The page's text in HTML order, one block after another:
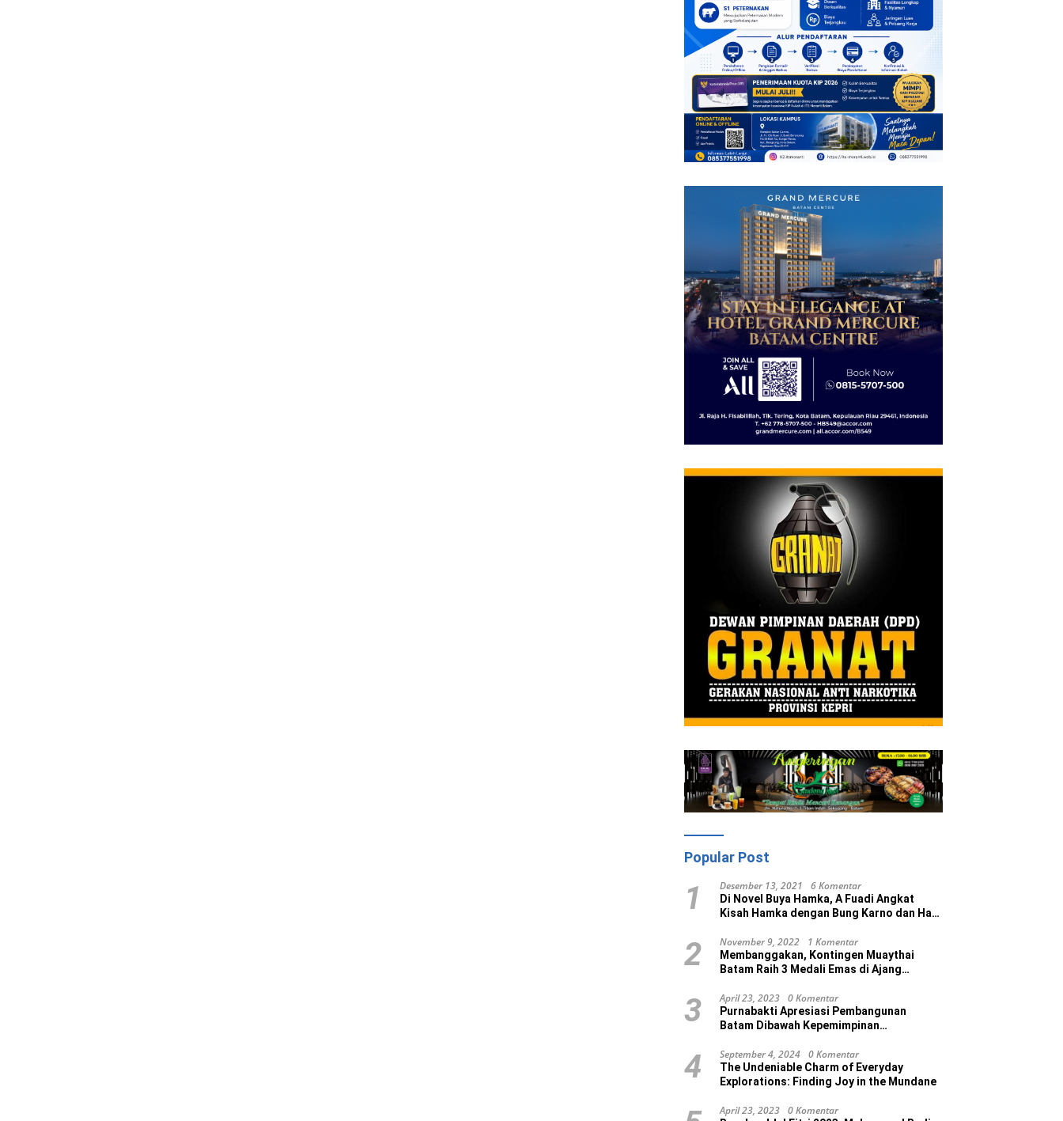
Popular Post
1 Desember 13, 2021 6 Komentar
Di Novel Buya Hamka, A Fuadi Angkat
Kisah Hamka dengan Bung Karno dan Haji
2 November 9, 2022 1 Komentar
Membanggakan, Kontingen Muaythai
Batam Raih 3 Medali Emas di Ajang
3 April 23, 2023 0 Komentar
Purnabakti Apresiasi Pembangunan
Batam Dibawah Kepemimpinan
4 September 4, 2024 0 Komentar
The Undeniable Charm of Everyday
Explorations: Finding Joy in the Mundane
April 23, 2023 0 Komentar